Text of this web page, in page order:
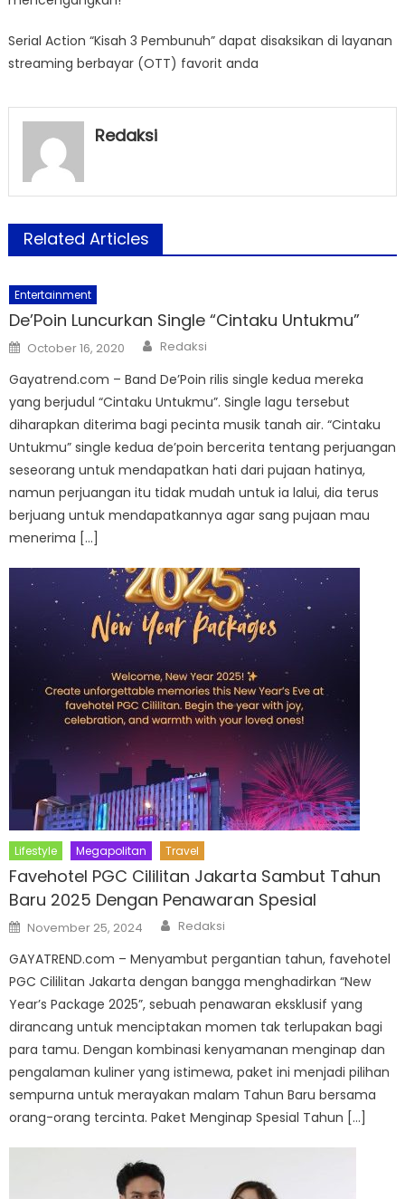
Serial Action “Kisah 3 Pembunuh” dapat disaksikan di layanan
streaming berbayar (OTT) favorit anda
Redaksi
Related Articles
Entertainment
De’Poin Luncurkan Single “Cintaku Untukmu”
Posted
on
October 16, 2020 Author
Redaksi
Gayatrend.com – Band De’Poin rilis single kedua mereka
yang berjudul “Cintaku Untukmu”. Single lagu tersebut
diharapkan diterima bagi pecinta musik tanah air. “Cintaku
Untukmu” single kedua de’poin bercerita tentang perjuangan
seseorang untuk mendapatkan hati dari pujaan hatinya,
namun perjuangan itu tidak mudah untuk ia lalui, dia terus
berjuang untuk mendapatkannya agar sang pujaan mau
menerima […]
Lifestyle Megapolitan Travel
Favehotel PGC Cililitan Jakarta Sambut Tahun
Baru 2025 Dengan Penawaran Spesial
Posted
on
November 25, 2024 Author
Redaksi
GAYATREND.com – Menyambut pergantian tahun, favehotel
PGC Cililitan Jakarta dengan bangga menghadirkan “New
Year’s Package 2025”, sebuah penawaran eksklusif yang
dirancang untuk menciptakan momen tak terlupakan bagi
para tamu. Dengan kombinasi kenyamanan menginap dan
pengalaman kuliner yang istimewa, paket ini menjadi pilihan
sempurna untuk merayakan malam Tahun Baru bersama
orang-orang tercinta. Paket Menginap Spesial Tahun […]